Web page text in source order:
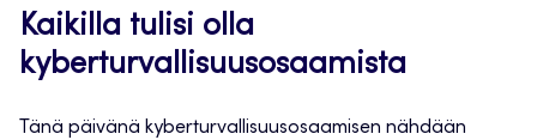
Kaikilla tulisi olla
kyberturvallisuusosaamista
Tänä päivänä kyberturvallisuusosaamisen nähdään